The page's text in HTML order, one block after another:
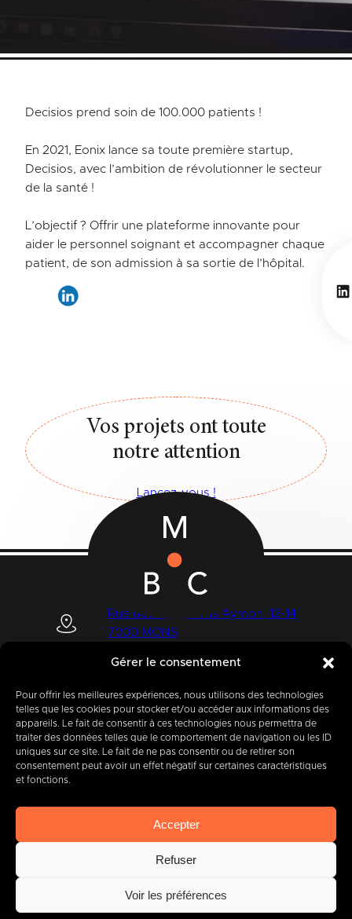
Gérer le consentement
Pour offrir les meilleures expériences, nous utilisons des technologies
telles que les cookies pour stocker et/ou accéder aux informations des
appareils. Le fait de consentir à ces technologies nous permettra de
traiter des données telles que le comportement de navigation ou les ID
uniques sur ce site. Le fait de ne pas consentir ou de retirer son
consentement peut avoir un effet négatif sur certaines caractéristiques
et fonctions.
Accepter
Refuser
Voir les préférences
Decisios prend soin de 100.000 patients !
En 2021, Eonix lance sa toute première startup,
Decisios, avec l’ambition de révolutionner le secteur
de la santé !
L’objectif ? Offrir une plateforme innovante pour
aider le personnel soignant et accompagner chaque
patient, de son admission à sa sortie de l’hôpital.
Vos projets ont toute
notre attention
Lancez-vous !
Rue des Quatre Fils Aymon, 12-14
7000 MONS
+32 (0) 65 39 95 70
info@imbc.be
Aujourd’hui, partenairede